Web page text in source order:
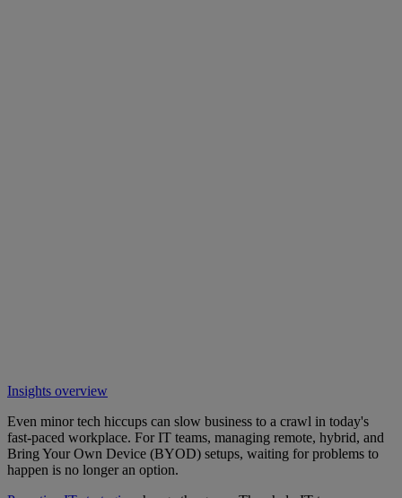
Insights overview
Even minor tech hiccups can slow business to a crawl in today's
fast-paced workplace. For IT teams, managing remote, hybrid, and
Bring Your Own Device (BYOD) setups, waiting for problems to
happen is no longer an option.